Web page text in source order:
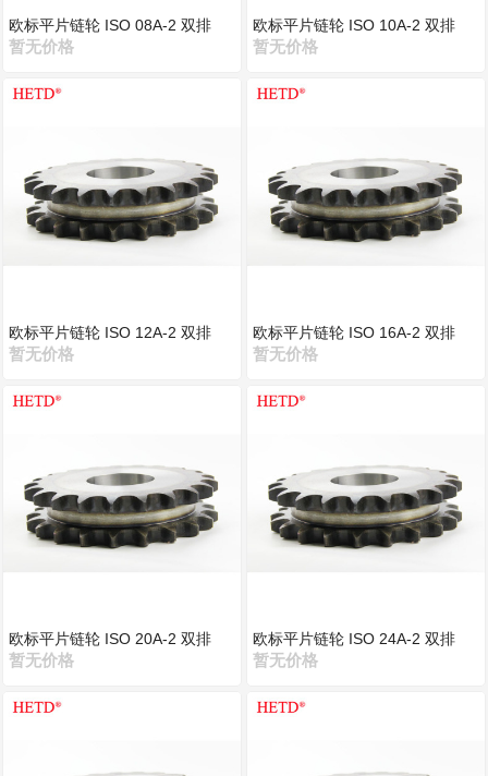
欧标平片链轮 ISO 08A-2 双排
暂无价格
欧标平片链轮 ISO 12A-2 双排
暂无价格
欧标平片链轮 ISO 20A-2 双排
暂无价格
欧标平片链轮 ISO 10A-2 双排
暂无价格
欧标平片链轮 ISO 16A-2 双排
暂无价格
欧标平片链轮 ISO 24A-2 双排
暂无价格